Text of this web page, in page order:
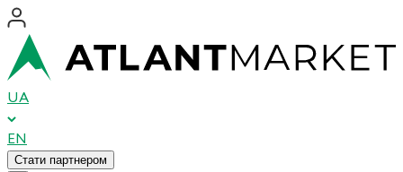
UA
EN
Стати партнером